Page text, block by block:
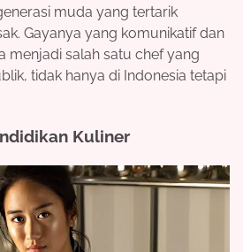
muda yang tertarik
Gayanya yang komunikatif dan
menjadi salah satu chef yang
tidak hanya di Indonesia tetapi
Kuliner